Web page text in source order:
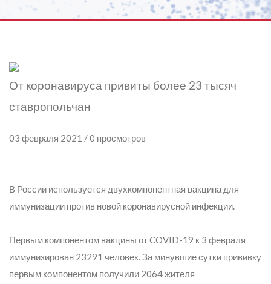
От коронавируса привиты более 23 тысяч
ставропольчан
03 февраля 2021 / 0 просмотров
В России используется двухкомпонентная вакцина для
иммунизации против новой коронавирусной инфекции.
Первым компонентом вакцины от COVID-19 к 3 февраля
иммунизирован 23291 человек. За минувшие сутки прививку
первым компонентом получили 2064 жителя